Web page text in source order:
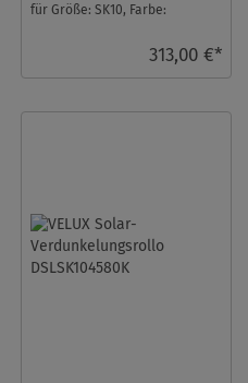
für Größe: SK10, Farbe:
Schiene, io-homeco ...313,00 €*